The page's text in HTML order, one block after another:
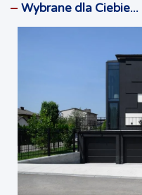
Wybrane dla Ciebie...